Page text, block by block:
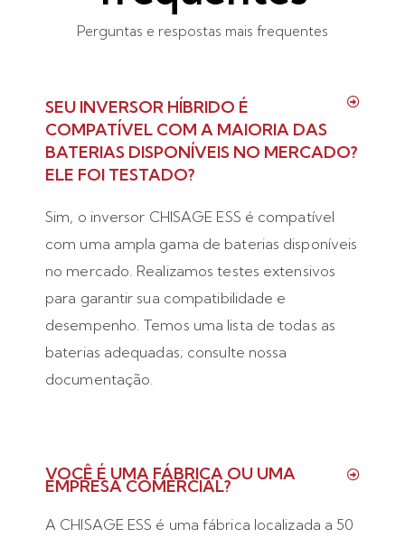
Perguntas e respostas mais frequentes
SEU INVERSOR HÍBRIDO É
COMPATÍVEL COM A MAIORIA DAS
BATERIAS DISPONÍVEIS NO MERCADO?
ELE FOI TESTADO?
Sim, o inversor CHISAGE ESS é compatível
com uma ampla gama de baterias disponíveis
no mercado. Realizamos testes extensivos
para garantir sua compatibilidade e
desempenho. Temos uma lista de todas as
baterias adequadas; consulte nossa
documentação.
VOCÊ É UMA FÁBRICA OU UMA
EMPRESA COMERCIAL?
A CHISAGE ESS é uma fábrica localizada a 50